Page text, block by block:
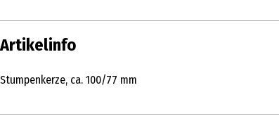
Artikelinfo
Stumpenkerze, ca. 100/77 mm